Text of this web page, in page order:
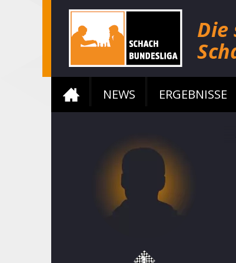
NEWS ERGEBNISSE